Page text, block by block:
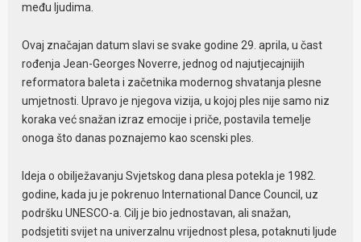
među ljudima.
Ovaj značajan datum slavi se svake godine 29. aprila, u čast
rođenjaJean-Georges Noverre, jednog od najutjecajnijih
reformatora baleta i začetnika modernog shvatanja plesne
umjetnosti. Upravo je njegova vizija, u kojoj ples nije samo niz
koraka već snažan izraz emocije i priče, postavila temelje
onoga što danas poznajemo kao scenski ples.
Ideja o obilježavanju Svjetskog dana plesa potekla je 1982.
godine, kada ju je pokrenuo International Dance Council, uz
podrškuUNESCO-a . Cilj je bio jednostavan, ali snažan,
podsjetiti svijet na univerzalnu vrijednost plesa, potaknuti ljude